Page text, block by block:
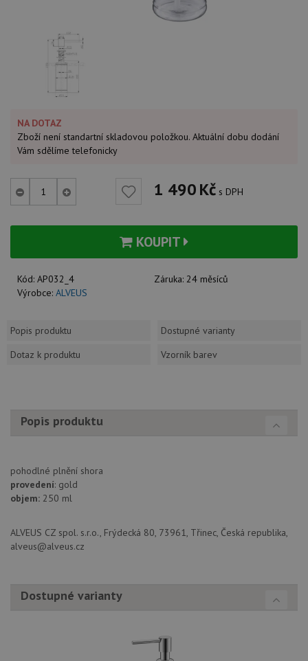
NA DOTAZ
Zboží není standartní skladovou položkou. Aktuální dobu dodání
Vám sdělíme telefonicky
1 490Kč s DPH
KOUPIT
Kód: AP032_4 Záruka: 24 měsíců
Výrobce: ALVEUS
Popis produktu
Dostupné varianty
Dotaz k produktu
Vzorník barev
Popis produktu
pohodlné plnění shora
provedení: gold
objem: 250 ml
ALVEUS CZ spol. s.r.o., Frýdecká 80, 73961, Třinec, Česká republika,
alveus@alveus.cz
Dostupné varianty